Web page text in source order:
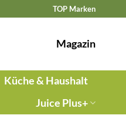
TOP Marken
Magazin
Küche & Haushalt
Juice Plus+